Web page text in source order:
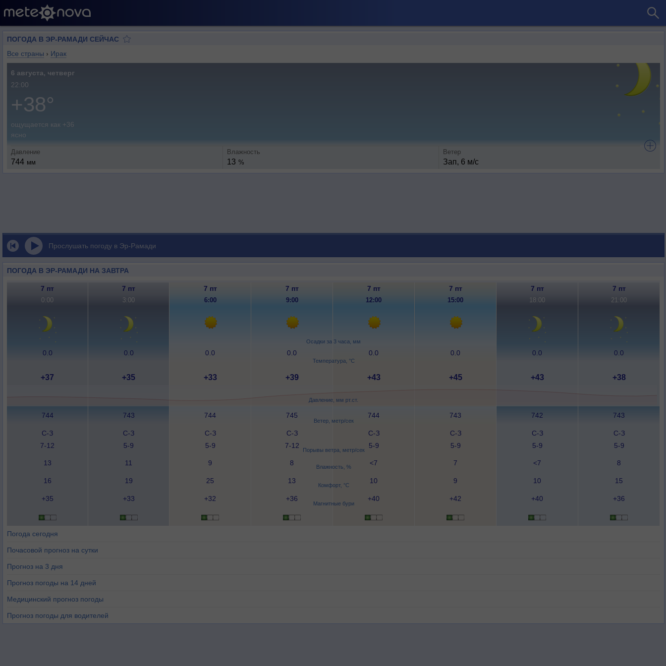
ПОГОДА В ЭР-РАМАДИ СЕЙЧАС
Все страны › Ирак
6 августа, четверг
22:00
+38°
ощущается как +36
ясно
Давление
744 мм
Влажность
13 %
Ветер
Зап, 6 м/с
Прослушать погоду в Эр-Рамади
ПОГОДА В ЭР-РАМАДИ НА ЗАВТРА
Осадки за 3 часа, мм
Температура, °C
Давление, мм рт.ст.
Ветер, метр/сек
Порывы ветра, метр/сек
Влажность, %
Комфорт, °C
Магнитные бури
7 пт 7 пт 7 пт 7 пт 7 пт 7 пт 7 пт 7 пт
0:00 3:00 6:00 9:00 12:00 15:00 18:00 21:00
0.0 0.0 0.0 0.0 0.0 0.0 0.0 0.0
+37 +35 +33 +39 +43 +45 +43 +38
744 743 744 745 744 743 742 743
С-З
7-12
С-З
5-9
С-З
5-9
С-З
7-12
С-З
5-9
С-З
5-9
С-З
5-9
С-З
5-9
13 11 9 8 <7 7 <7 8
16 19 25 13 10 9 10 15
+35 +33 +32 +36 +40 +42 +40 +36
Погода сегодня
Почасовой прогноз на сутки
Прогноз на 3 дня
Прогноз погоды на 14 дней
Медицинский прогноз погоды
Прогноз погоды для водителей